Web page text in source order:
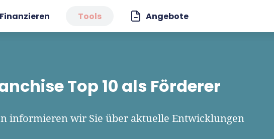
Finanzieren Tools Angebote
Top 10 als Förderer
informieren wir Sie über aktuelle Entwicklungen